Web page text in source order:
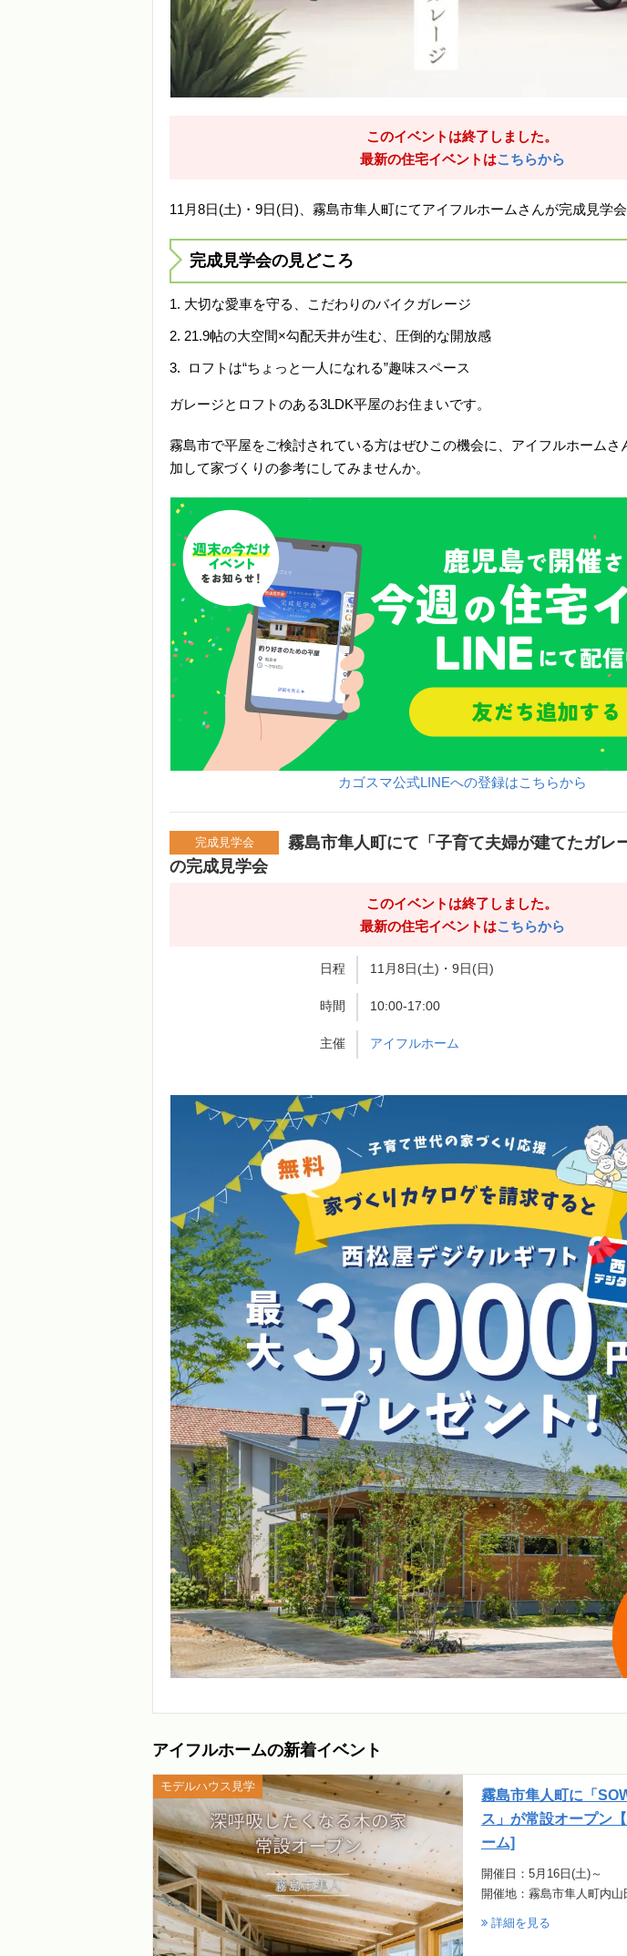
このイベントは終了しました。
最新の住宅イベントはこちらから
11月8日(土)・9日(日)、霧島市隼人町にてアイフルホームさんが完成見学会
完成見学会の見どころ
大切な愛車を守る、こだわりのバイクガレージ
21.9帖の大空間×勾配天井が生む、圧倒的な開放感
ロフトは“ちょっと一人になれる”趣味スペース
ガレージとロフトのある3LDK平屋のお住まいです。
霧島市で平屋をご検討されている方はぜひこの機会に、アイフルホームさ
加して家づくりの参考にしてみませんか。
カゴスマ公式LINEへの登録はこちらから
霧島市隼人町にて「子育て夫婦が建てたガレ
の完成見学会
このイベントは終了しました。
最新の住宅イベントはこちらから
日程 11月8日(土)・9日(日)
時間 10:00-17:00
主催 アイフルホーム
完成見学会
アイフルホームの新着イベント
霧島市隼人町に「
ス」が常設オープン
ーム]
開催日：5月16日(土)～
開催地：霧島市隼人町内山
詳細を見る
モデルハウス見学